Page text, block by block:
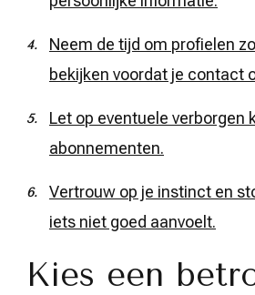
Neem de tijd om profielen
bekijken voordat je contact
Let op eventuele verborgen
abonnementen.
Vertrouw op je instinct en
iets niet goed aanvoelt.
Kies een